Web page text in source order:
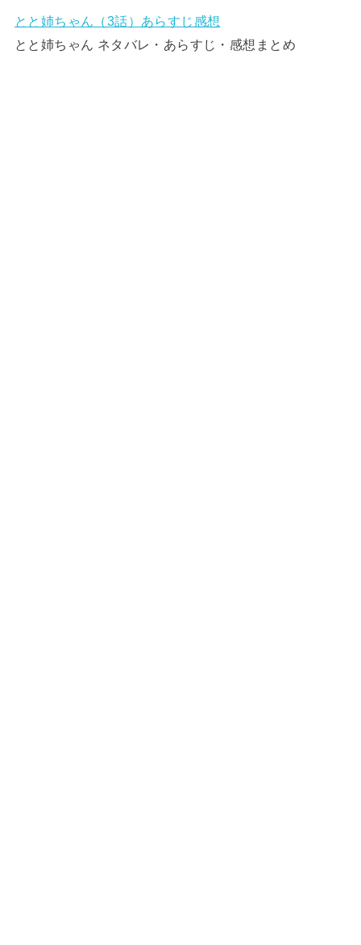
とと姉ちゃん（3話）あらすじ感想
とと姉ちゃん ネタバレ・あらすじ・感想まとめ